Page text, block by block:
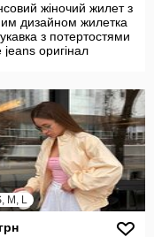
жіночий жилет з
дизайном жилетка
з потертостями
jeans оригінал
M, L